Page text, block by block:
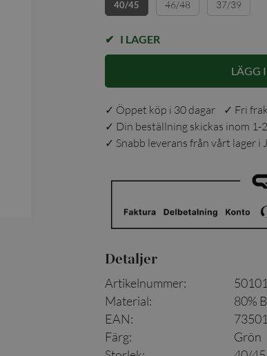
40/45 46/48 37/39
I LAGER
LÄGG
✓ Öppet köp i 30 dagar ✓ Fri
✓ Din beställning skickas inom 1-
✓ Snabb leverans från vårt lager i
Detaljer
Artikelnummer:
Material:
80%
EAN:
Färg:
Grön